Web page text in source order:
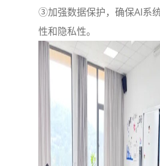
③加强数据保护，确保AI系
性和隐私性。